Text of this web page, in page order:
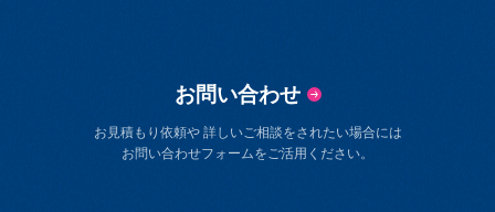
お問い合わせ
お見積もり依頼や 詳しいご相談をされたい場合には
お問い合わせフォームをご活用ください。